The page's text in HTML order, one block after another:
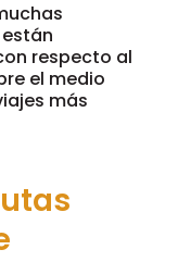
respecto al
el medio
más